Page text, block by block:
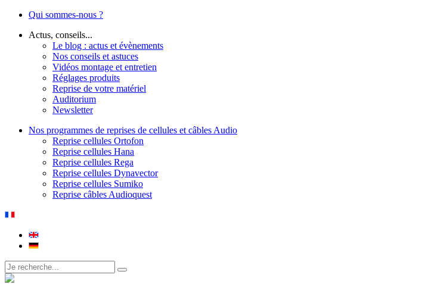
Qui sommes-nous ?
Actus, conseils...
Le blog : actus et évènements
Nos conseils et astuces
Vidéos montage et entretien
Réglages produits
Reprise de votre matériel
Auditorium
Newsletter
Nos programmes de reprises de cellules et câbles Audio
Reprise cellules Ortofon
Reprise cellules Hana
Reprise cellules Rega
Reprise cellules Dynavector
Reprise cellules Sumiko
Reprise câbles Audioquest